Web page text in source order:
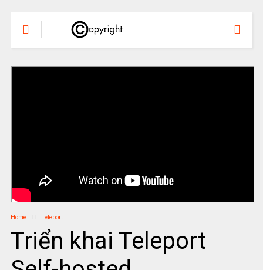
Home Teleport
Triển khai Teleport